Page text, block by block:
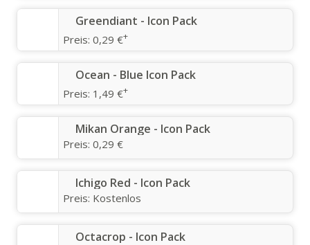
Greendiant - Icon Pack
Preis: 0,29 €+
Ocean - Blue Icon Pack
Preis: 1,49 €+
Mikan Orange - Icon Pack
Preis: 0,29 €
Ichigo Red - Icon Pack
Preis: Kostenlos
Octacrop - Icon Pack